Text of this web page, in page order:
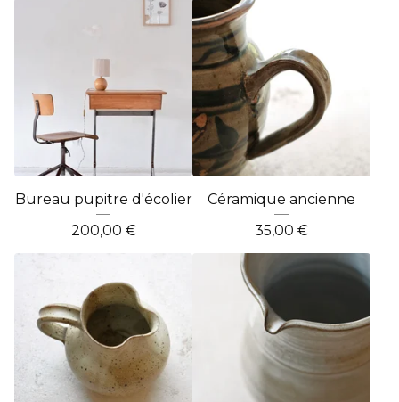
Bureau pupitre d'écolier
200,00 €
Céramique ancienne
35,00 €